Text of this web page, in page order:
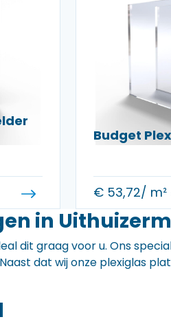
Budget
€53,72/ m²
in
dit graag voor u. Ons
dat wij onze plexiglas